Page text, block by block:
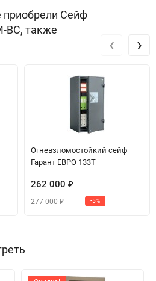
приобрели Сейф
BC, также
Огневзломостойкий сейф
Гарант ЕВРО 133T
262 000 ₽
277 000₽ -5%
‹ ›